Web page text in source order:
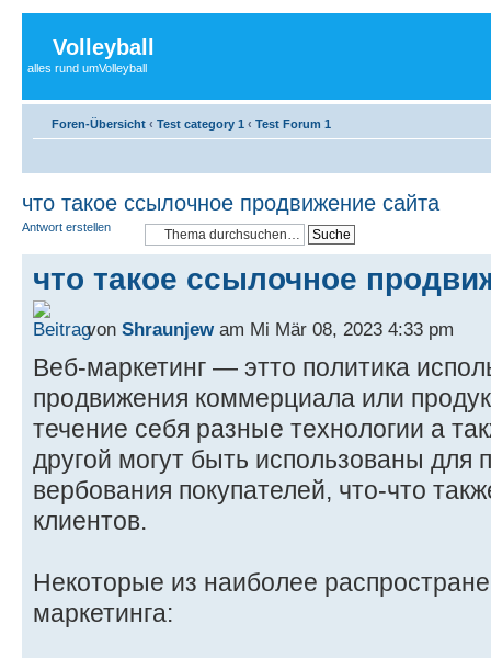
Volleyball
alles rund umVolleyball
Foren-Übersicht ‹ Test category 1 ‹ Test Forum 1
что такое ссылочное продвижение сайта
Antwort erstellen
что такое ссылочное
von Shraunjewam Mi Mär 08, 2023 4:33 pm
Веб-маркетинг — этто политика
продвижения коммерциала или
течение себя разные технологии а
другой могут быть использованы для
вербования покупателей, что-что
клиентов.
Некоторые из наиболее
маркетинга: